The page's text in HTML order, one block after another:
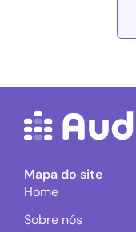
Mapa do site
Home
Sobre nós